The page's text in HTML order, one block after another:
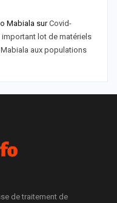
Mabiala surCovid-
important lot de matériels
aux populations
de traitement de